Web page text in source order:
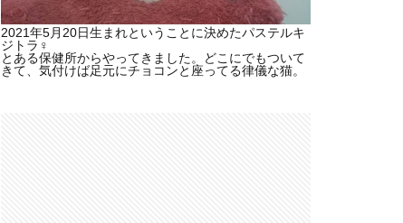
2021年5月20日生まれということに決めたパステルキ
ジトラ♀
とある保健所からやってきました。どこにでもついて
きて、気付けば足元にチョコンと座ってる律儀な猫。